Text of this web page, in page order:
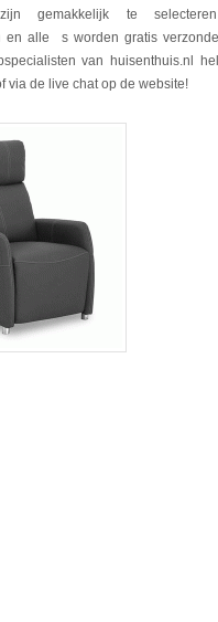
gemakkelijk te
en alle
s worden gratis
van huisenthuis.nl
via de live chat op de website!